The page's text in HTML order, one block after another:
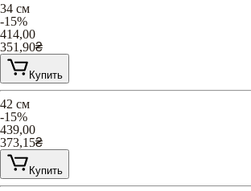
34 см
-15%
414,00
351,90₴
Купить
42 см
-15%
439,00
373,15₴
Купить